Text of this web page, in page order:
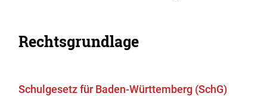
Rechtsgrundlage
Schulgesetz für Baden-Württemberg (SchG)